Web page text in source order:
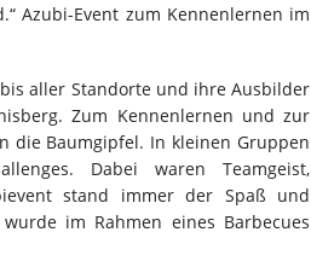
Azubi-Event zum Kennenlernen im
aller Standorte und ihre Ausbilder
Zum Kennenlernen und zur
die Baumgipfel. In kleinen Gruppen
Dabei waren Teamgeist,
stand immer der Spaß und
im Rahmen eines Barbecues